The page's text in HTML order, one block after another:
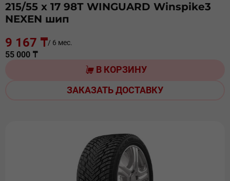
215/55 х 17 98Т WINGUARD Winspike3
NEXEN шип
9 167 ₸/ 6 мес.
55 000 ₸
В КОРЗИНУ
ЗАКАЗАТЬ ДОСТАВКУ